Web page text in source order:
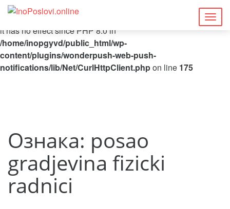
Deprecated: Function curl_close() is deprecated since 8.5, as
it has no effect since PHP 8.0 in
/home/inopgyvd/public_html/wp-
content/plugins/wonderpush-web-push-
notifications/lib/Net/CurlHttpClient.phpon line 175
Ознака: posao
gradjevina fizicki
radnici